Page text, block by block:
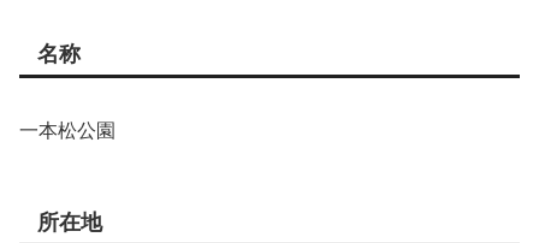
名称
一本松公園
所在地